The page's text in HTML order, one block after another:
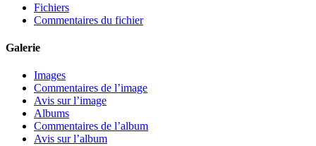
Fichiers
Commentaires du fichier
Galerie
Images
Commentaires de l’image
Avis sur l’image
Albums
Commentaires de l’album
Avis sur l’album